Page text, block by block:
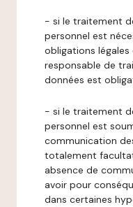
- si le traitement
personnel est
obligations
responsable de
données est
- si le traitement
personnel est
communication
totalement
absence de
avoir pour
dans certaines